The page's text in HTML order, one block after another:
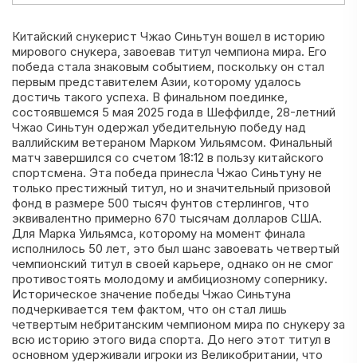
Китайский снукерист Чжао Синьтун вошел в историю
мирового снукера, завоевав титул чемпиона мира. Его
победа стала знаковым событием, поскольку он стал
первым представителем Азии, которому удалось
достичь такого успеха. В финальном поединке,
состоявшемся 5 мая 2025 года в Шеффилде, 28-летний
Чжао Синьтун одержал убедительную победу над
валлийским ветераном Марком Уильямсом. Финальный
матч завершился со счетом 18:12 в пользу китайского
спортсмена. Эта победа принесла Чжао Синьтуну не
только престижный титул, но и значительный призовой
фонд в размере 500 тысяч фунтов стерлингов, что
эквивалентно примерно 670 тысячам долларов США.
Для Марка Уильямса, которому на момент финала
исполнилось 50 лет, это был шанс завоевать четвертый
чемпионский титул в своей карьере, однако он не смог
противостоять молодому и амбициозному сопернику.
Историческое значение победы Чжао Синьтуна
подчеркивается тем фактом, что он стал лишь
четвертым небританским чемпионом мира по снукеру за
всю историю этого вида спорта. До него этот титул в
основном удерживали игроки из Великобритании, что